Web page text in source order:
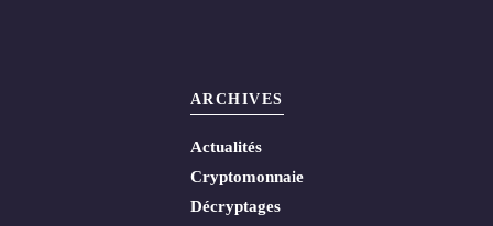
ARCHIVES
Actualités
Cryptomonnaie
Décryptages